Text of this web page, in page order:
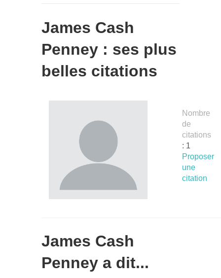
James Cash
Penney : ses plus
belles citations
Nombre
de
citations
: 1
Proposer
une
citation
James Cash
Penney a dit...